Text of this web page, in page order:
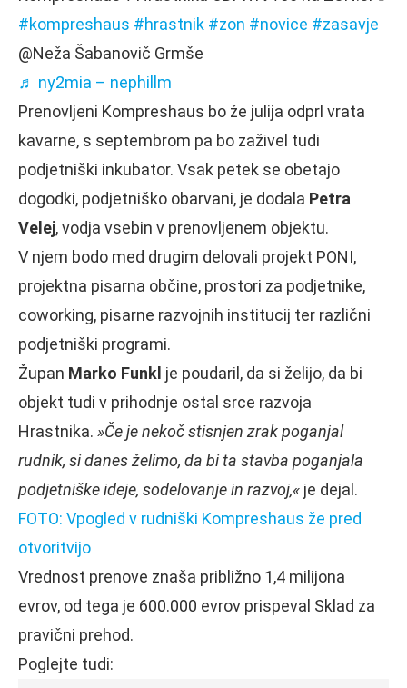
#kompreshaus #hrastnik #zon #novice #zasavje
@Neža Šabanovič Grmše
♬ ny2mia – nephillm
Prenovljeni Kompreshaus bo že julija odprl vrata
kavarne, s septembrom pa bo zaživel tudi
podjetniški inkubator. Vsak petek se obetajo
dogodki, podjetniško obarvani, je dodala Petra
Velej, vodja vsebin v prenovljenem objektu.
V njem bodo med drugim delovali projekt PONI,
projektna pisarna občine, prostori za podjetnike,
coworking, pisarne razvojnih institucij ter različni
podjetniški programi.
Župan Marko Funkl je poudaril, da si želijo, da bi
objekt tudi v prihodnje ostal srce razvoja
Hrastnika. »Če je nekoč stisnjen zrak poganjal
rudnik, si danes želimo, da bi ta stavba poganjala
podjetniške ideje, sodelovanje in razvoj,« je dejal.
FOTO: Vpogled v rudniški Kompreshaus že pred
otvoritvijo
Vrednost prenove znaša približno 1,4 milijona
evrov, od tega je 600.000 evrov prispeval Sklad za
pravični prehod.
Poglejte tudi: